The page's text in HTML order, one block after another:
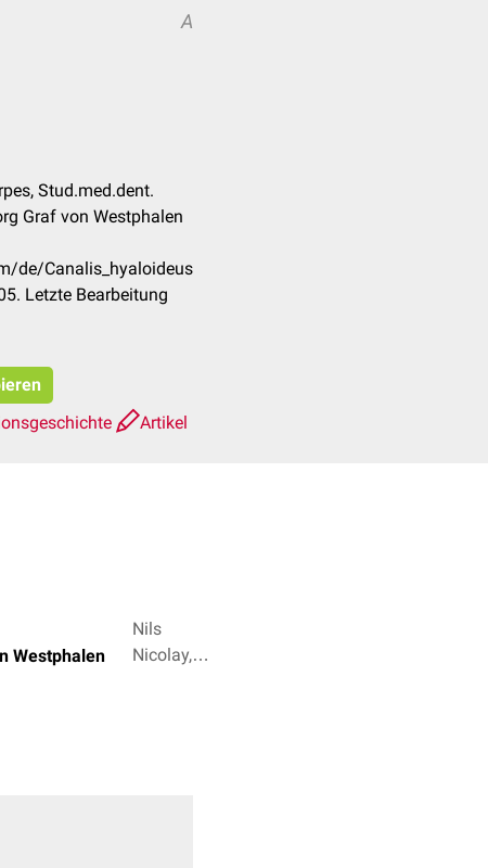
A
Stud.med.dent.
Graf von Westphalen
de/Canalis_hyaloideus
Letzte Bearbeitung
Artikel
Westphalen
Nils
Nicolay,